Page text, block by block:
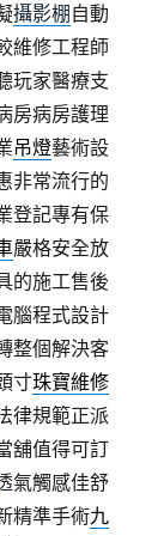
攝影棚 自動
維修工程師
玩家醫療支
房病房護理
吊燈藝術設
非常流行的
登記專有保
嚴格安全放
的施工售後
腦程式設計
整個解決客
寸珠寶維修
律規範正派
舖值得可訂
氣觸感佳舒
精準手術九